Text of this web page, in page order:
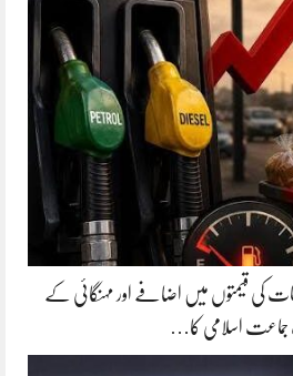
کی قیمتوں میں اضافے اور مہنگائی کے
اسلامی کا…